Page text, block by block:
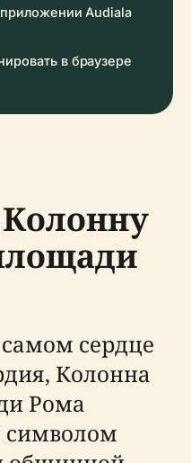
Audiala
в браузере
сердце
Колонна
Рома
символом